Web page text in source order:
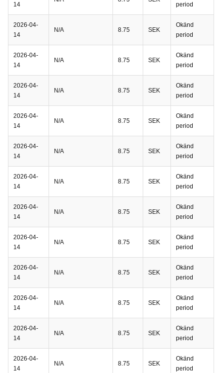
14 period
2026-04-
14
N/A 8.75 SEK
Okänd
period
2026-04-
14
N/A 8.75 SEK
Okänd
period
2026-04-
14
N/A 8.75 SEK
Okänd
period
2026-04-
14
N/A 8.75 SEK
Okänd
period
2026-04-
14
N/A 8.75 SEK
Okänd
period
2026-04-
14
N/A 8.75 SEK
Okänd
period
2026-04-
14
N/A 8.75 SEK
Okänd
period
2026-04-
14
N/A 8.75 SEK
Okänd
period
2026-04-
14
N/A 8.75 SEK
Okänd
period
2026-04-
14
N/A 8.75 SEK
Okänd
period
2026-04-
14
N/A 8.75 SEK
Okänd
period
2026-04-
14
N/A 8.75 SEK
Okänd
period